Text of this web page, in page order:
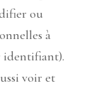
ou
à
identifiant).
voir et